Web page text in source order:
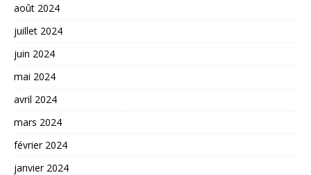
août 2024
juillet 2024
juin 2024
mai 2024
avril 2024
mars 2024
février 2024
janvier 2024